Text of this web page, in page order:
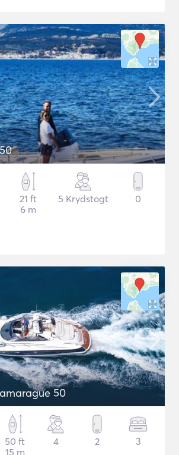
21 ft
6 m
5 Krydstogt 0
50
50 ft
15 m
4 2 3